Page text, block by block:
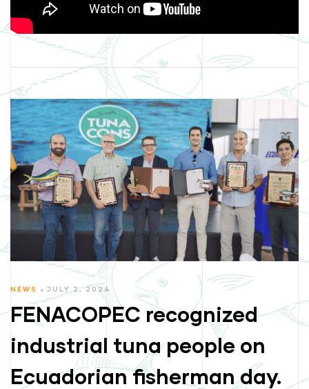
CATEGORIES
NEWS JULY 2, 2024
FENACOPEC recognized
industrial tuna people on
Ecuadorian fisherman day.